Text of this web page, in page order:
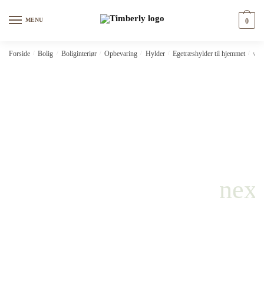
MENU 0
Forside Bolig Boliginteriør Opbevaring Hylder Egetræshylder til hjemmet